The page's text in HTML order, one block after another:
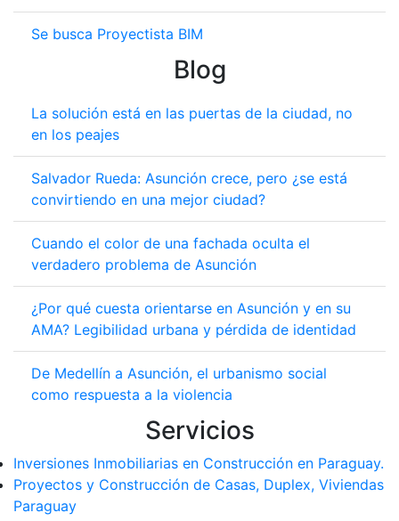
Se busca Proyectista BIM
Blog
La solución está en las puertas de la ciudad, no
en los peajes
Salvador Rueda: Asunción crece, pero ¿se está
convirtiendo en una mejor ciudad?
Cuando el color de una fachada oculta el
verdadero problema de Asunción
¿Por qué cuesta orientarse en Asunción y en su
AMA? Legibilidad urbana y pérdida de identidad
De Medellín a Asunción, el urbanismo social
como respuesta a la violencia
Servicios
Inversiones Inmobiliarias en Construcción en Paraguay.
Proyectos y Construcción de Casas, Duplex, Viviendas
Paraguay